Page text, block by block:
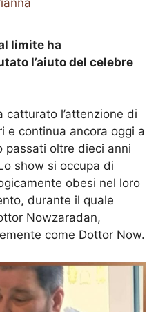
limite ha
l’aiuto del celebre
catturato l’attenzione di
e continua ancora oggi a
passati oltre dieci anni
show si occupa di
obesi nel loro
durante il quale
Nowzaradan,
come Dottor Now.